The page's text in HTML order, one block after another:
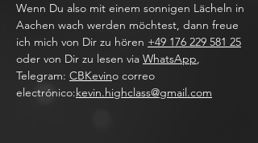
Wenn Du also mit einem sonnigen Lächeln in
Aachen wach werden möchtest, dann freue
ich mich von Dir zu hören +49 176 229 581 25
oder von Dir zu lesen via WhatsApp,
Telegram: CBKevino correo
electrónico:kevin.highclass@gmail.com